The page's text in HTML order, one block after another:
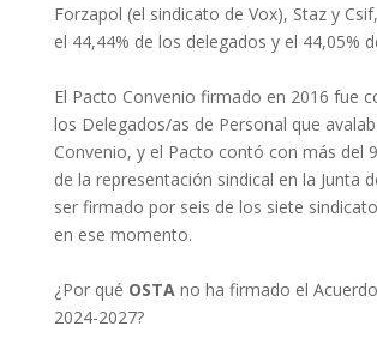
Forzapol (el sindicato de Vox), Staz y
el 44,44% de los delegados y el 44,05%
El Pacto Convenio firmado en 2016 fue
los Delegados/as de Personal que
Convenio, y el Pacto contó con más del
de la representación sindical en la Junta
ser firmado por seis de los siete
en ese momento.
¿Por qué OSTAno ha firmado el
2024-2027?